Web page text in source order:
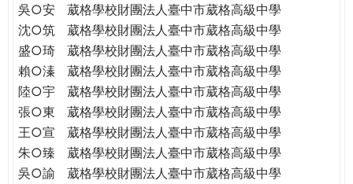
GLOBAL
CITIZENSHIP
吳○安
葳格學校財團法人臺中市葳格高級中學
沈○筑
葳格學校財團法人臺中市葳格高級中學
盛○琦
葳格學校財團法人臺中市葳格高級中學
賴○溱
葳格學校財團法人臺中市葳格高級中學
陸○宇
葳格學校財團法人臺中市葳格高級中學
張○東
葳格學校財團法人臺中市葳格高級中學
王○宣
葳格學校財團法人臺中市葳格高級中學
朱○臻
葳格學校財團法人臺中市葳格高級中學
吳○諭
葳格學校財團法人臺中市葳格高級中學